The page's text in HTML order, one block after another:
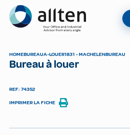
Allten
TROUVER UN
HOMEBUREAUA-LOUER1831 - MACHELENBUREAU
Bureau à louer
REF: 74352
IMPRIMER LA FICHE